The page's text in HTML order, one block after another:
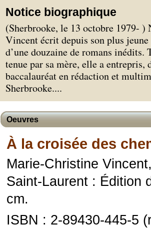
Notice biographique
(Sherbrooke, le 13 octobre 1979-
Vincent écrit depuis son plus
d’une douzaine de romans
tenue par sa mère, elle a entrepris,
baccalauréat en rédaction et
Sherbrooke....
Oeuvres
À la croisée des
Marie-Christine
Saint-Laurent : Édition
cm.
ISBN : 2-89430-445-5